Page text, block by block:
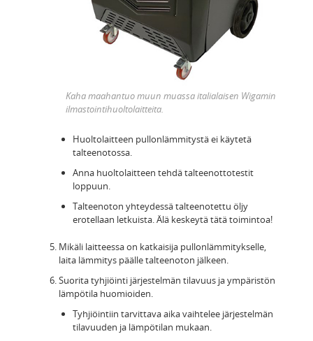
Kaha maahantuo muun muassa italialaisen Wigamin
ilmastointihuoltolaitteita.
Huoltolaitteen pullonlämmitystä ei käytetä
talteenotossa.
Anna huoltolaitteen tehdä talteenottotestit
loppuun.
Talteenoton yhteydessä talteenotettu öljy
erotellaan letkuista. Älä keskeytä tätä toimintoa!
Mikäli laitteessa on katkaisija pullonlämmitykselle,
laita lämmitys päälle talteenoton jälkeen.
Suorita tyhjiöinti järjestelmän tilavuus ja ympäristön
lämpötila huomioiden.
Tyhjiöintiin tarvittava aika vaihtelee järjestelmän
tilavuuden ja lämpötilan mukaan.